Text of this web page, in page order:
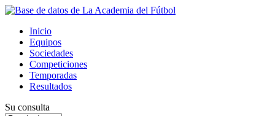
Inicio
Equipos
Sociedades
Competiciones
Temporadas
Resultados
Su consulta